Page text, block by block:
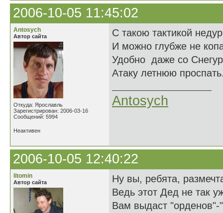
2006-10-05 11:45:02
Antosych
Автор сайта
Откуда: Ярославль
Зарегистрирован: 2006-03-16
Сообщений: 5994
С такою тактикой
И можно глубже не
Удобно даже со
Атаку летнюю
Antosych
Неактивен
2006-10-05 12:40:22
litomin
Автор сайта
Ну вы, ребята,
Ведь этот Дед не так
Вам выдаст "орденов"-